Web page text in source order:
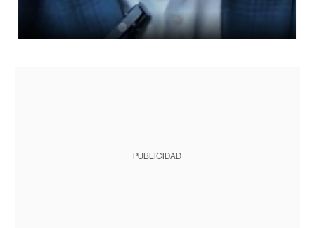
PUBLICIDAD